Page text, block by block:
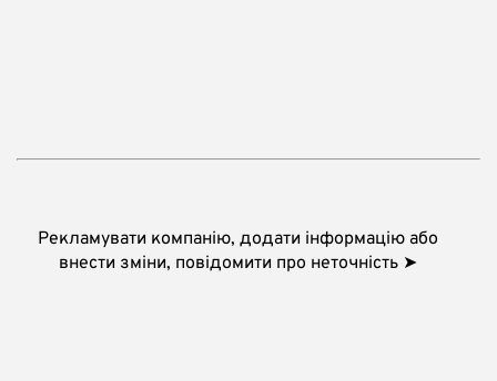
Рекламувати компанію, додати інформацію або
внести зміни, повідомити про неточність ➤